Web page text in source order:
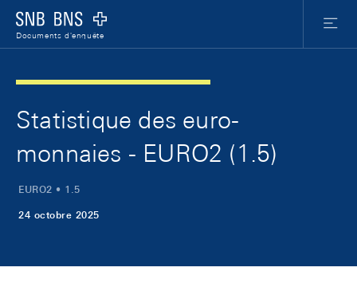
Logo
Documents d'enquête
Menu
Statistique des euro-
monnaies - EURO2 (1.5)
EURO2 • 1.5
24 octobre 2025